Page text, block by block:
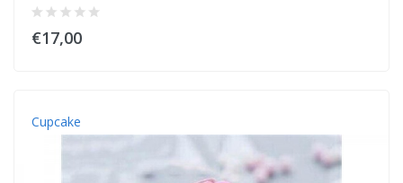
€17,00
Cupcake